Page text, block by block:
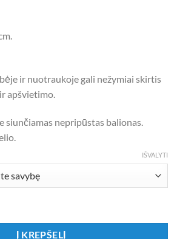
ir nuotraukoje gali nežymiai skirtis
apšvietimo.
siunčiamas nepripūstas balionas.
IŠVALYTI
Į KREPŠELĮ